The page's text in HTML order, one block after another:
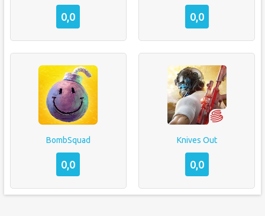
0,0 0,0
BombSquad
0,0
Knives Out
0,0